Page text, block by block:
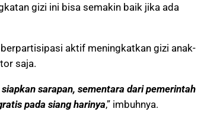
gizi ini bisa semakin baik jika ada
aktif meningkatkan gizi anak-
saja.
sarapan, sementara dari pemerintah
pada siang harinya,” imbuhnya.